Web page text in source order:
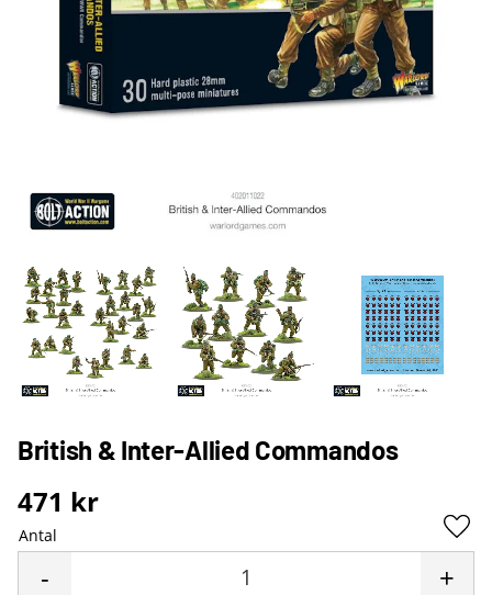
British & Inter-Allied Commandos
471 kr
Antal
+
-